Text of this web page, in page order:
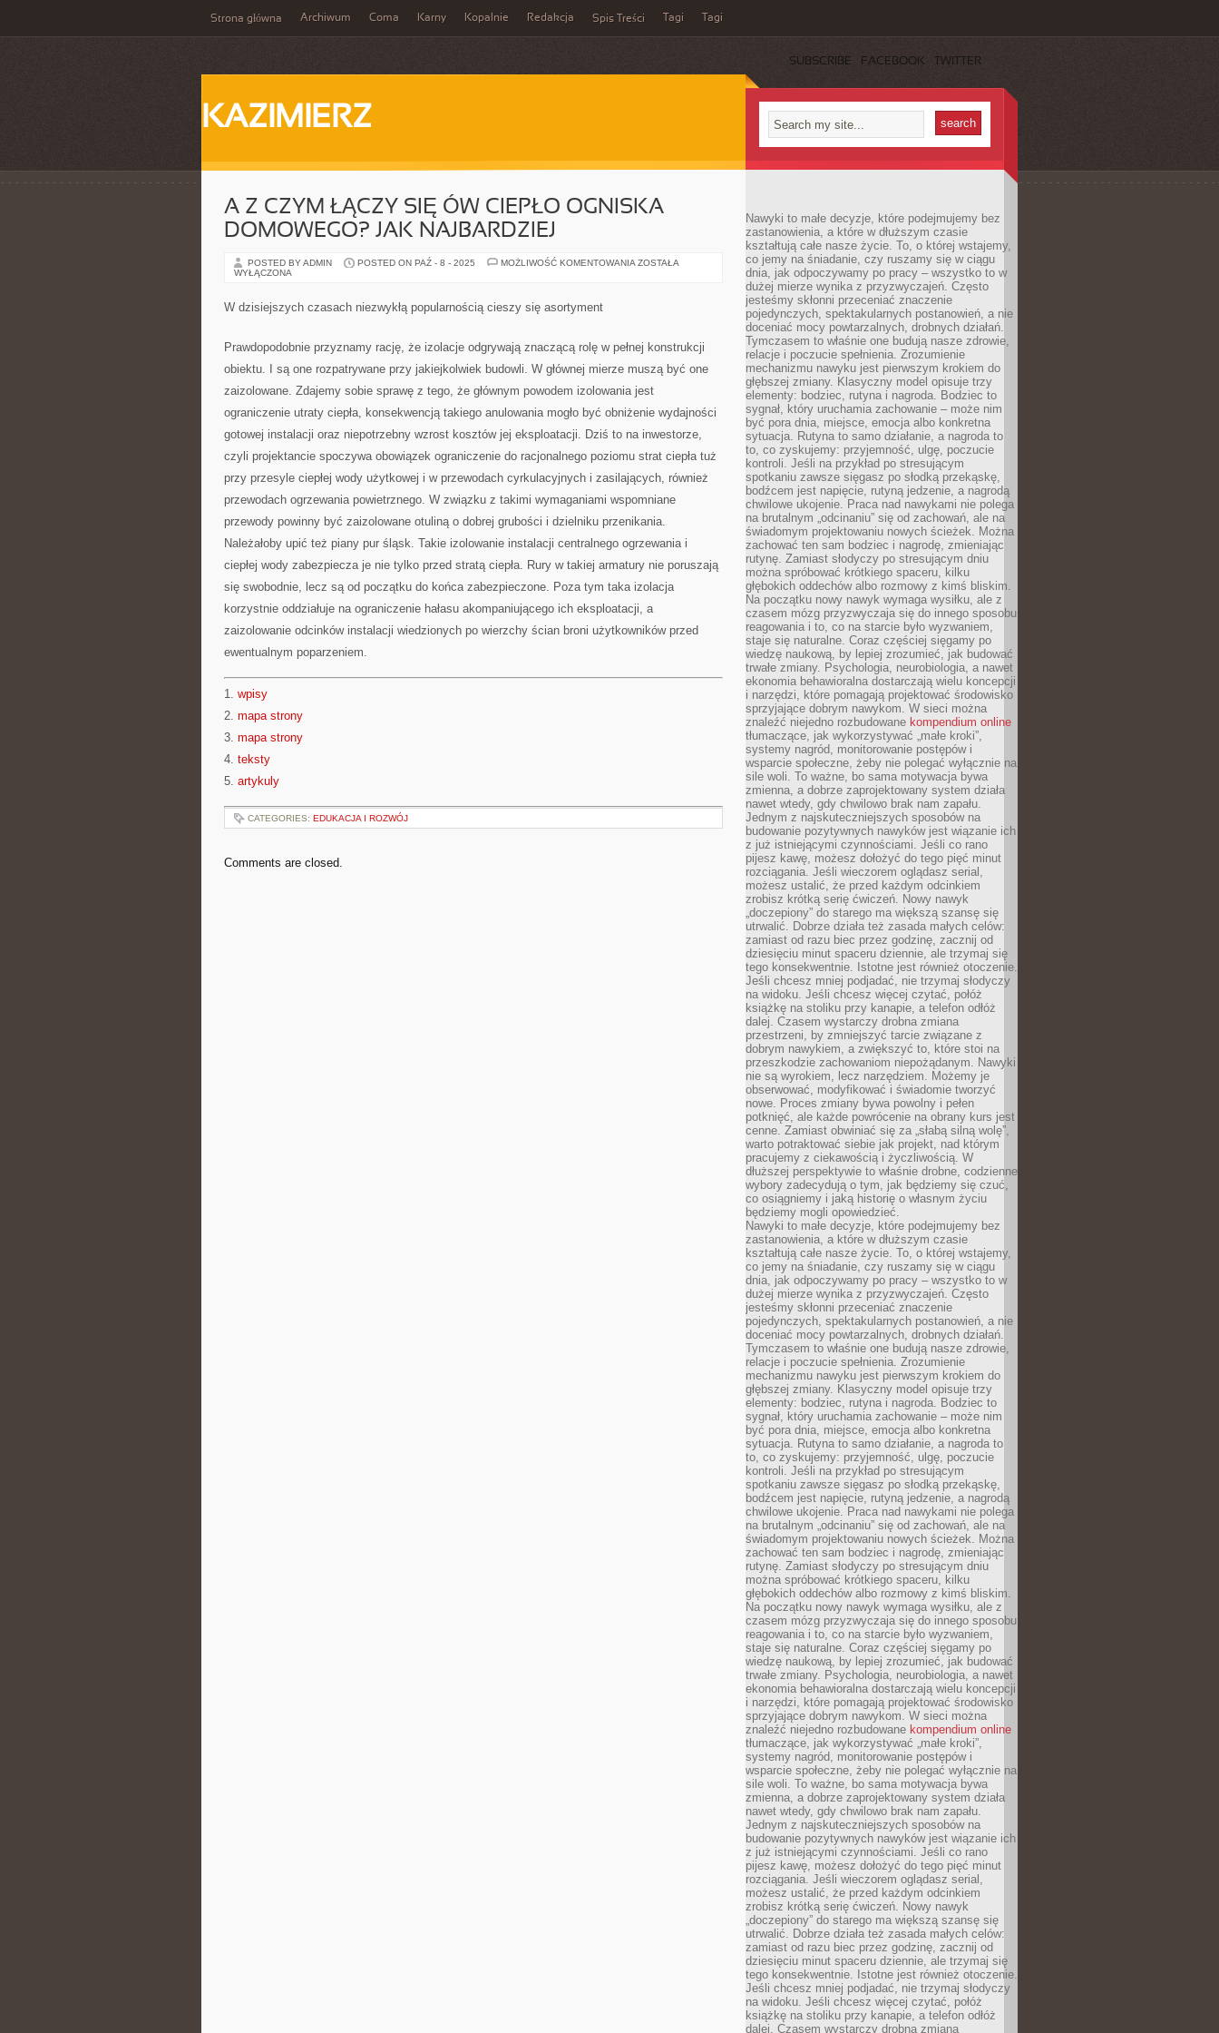
Strona główna Archiwum Coma Karny Kopalnie Redakcja Spis Treści Tagi Tagi
SUBSCRIBE FACEBOOK TWITTER
KAZIMIERZ
A Z CZYM ŁĄCZY SIĘ ÓW CIEPŁO OGNISKA
DOMOWEGO? JAK NAJBARDZIEJ
POSTED BY ADMIN POSTED ON PAŹ - 8 - 2025 MOŻLIWOŚĆ KOMENTOWANIA A
DOMOWEGO?
JAK
ZOSTAŁA
WYŁĄCZONA
W dzisiejszych czasach niezwykłą popularnością cieszy się asortyment
Prawdopodobnie przyznamy rację, że izolacje odgrywają znaczącą rolę w pełnej konstrukcji
obiektu. I są one rozpatrywane przy jakiejkolwiek budowli. W głównej mierze muszą być one
zaizolowane. Zdajemy sobie sprawę z tego, że głównym powodem izolowania jest
ograniczenie utraty ciepła, konsekwencją takiego anulowania mogło być obniżenie wydajności
gotowej instalacji oraz niepotrzebny wzrost kosztów jej eksploatacji. Dziś to na inwestorze,
czyli projektancie spoczywa obowiązek ograniczenie do racjonalnego poziomu strat ciepła tuż
przy przesyle ciepłej wody użytkowej i w przewodach cyrkulacyjnych i zasilających, również
przewodach ogrzewania powietrznego. W związku z takimi wymaganiami wspomniane
przewody powinny być zaizolowane otuliną o dobrej grubości i dzielniku przenikania.
Należałoby upić też piany pur śląsk. Takie izolowanie instalacji centralnego ogrzewania i
ciepłej wody zabezpiecza je nie tylko przed stratą ciepła. Rury w takiej armatury nie poruszają
się swobodnie, lecz są od początku do końca zabezpieczone. Poza tym taka izolacja
korzystnie oddziałuje na ograniczenie hałasu akompaniującego ich eksploatacji, a
zaizolowanie odcinków instalacji wiedzionych po wierzchy ścian broni użytkowników przed
ewentualnym poparzeniem.
1. wpisy
2. mapa strony
3. mapa strony
4. teksty
5. artykuly
CATEGORIES: EDUKACJA I ROZWÓJ
Comments are closed.
Nawyki to małe decyzje, które podejmujemy bez
zastanowienia, a które w dłuższym czasie
kształtują całe nasze życie. To, o której wstajemy,
co jemy na śniadanie, czy ruszamy się w ciągu
dnia, jak odpoczywamy po pracy – wszystko to w
dużej mierze wynika z przyzwyczajeń. Często
jesteśmy skłonni przeceniać znaczenie
pojedynczych, spektakularnych postanowień, a nie
doceniać mocy powtarzalnych, drobnych działań.
Tymczasem to właśnie one budują nasze zdrowie,
relacje i poczucie spełnienia. Zrozumienie
mechanizmu nawyku jest pierwszym krokiem do
głębszej zmiany. Klasyczny model opisuje trzy
elementy: bodziec, rutyna i nagroda. Bodziec to
sygnał, który uruchamia zachowanie – może nim
być pora dnia, miejsce, emocja albo konkretna
sytuacja. Rutyna to samo działanie, a nagroda to
to, co zyskujemy: przyjemność, ulgę, poczucie
kontroli. Jeśli na przykład po stresującym
spotkaniu zawsze sięgasz po słodką przekąskę,
bodźcem jest napięcie, rutyną jedzenie, a nagrodą
chwilowe ukojenie. Praca nad nawykami nie polega
na brutalnym „odcinaniu” się od zachowań, ale na
świadomym projektowaniu nowych ścieżek. Można
zachować ten sam bodziec i nagrodę, zmieniając
rutynę. Zamiast słodyczy po stresującym dniu
można spróbować krótkiego spaceru, kilku
głębokich oddechów albo rozmowy z kimś bliskim.
Na początku nowy nawyk wymaga wysiłku, ale z
czasem mózg przyzwyczaja się do innego sposobu
reagowania i to, co na starcie było wyzwaniem,
staje się naturalne. Coraz częściej sięgamy po
wiedzę naukową, by lepiej zrozumieć, jak budować
trwałe zmiany. Psychologia, neurobiologia, a nawet
ekonomia behawioralna dostarczają wielu koncepcji
i narzędzi, które pomagają projektować środowisko
sprzyjające dobrym nawykom. W sieci można
znaleźć niejedno rozbudowane kompendium online
tłumaczące, jak wykorzystywać „małe kroki”,
systemy nagród, monitorowanie postępów i
wsparcie społeczne, żeby nie polegać wyłącznie na
sile woli. To ważne, bo sama motywacja bywa
zmienna, a dobrze zaprojektowany system działa
nawet wtedy, gdy chwilowo brak nam zapału.
Jednym z najskuteczniejszych sposobów na
budowanie pozytywnych nawyków jest wiązanie ich
z już istniejącymi czynnościami. Jeśli co rano
pijesz kawę, możesz dołożyć do tego pięć minut
rozciągania. Jeśli wieczorem oglądasz serial,
możesz ustalić, że przed każdym odcinkiem
zrobisz krótką serię ćwiczeń. Nowy nawyk
„doczepiony” do starego ma większą szansę się
utrwalić. Dobrze działa też zasada małych celów:
zamiast od razu biec przez godzinę, zacznij od
dziesięciu minut spaceru dziennie, ale trzymaj się
tego konsekwentnie. Istotne jest również otoczenie.
Jeśli chcesz mniej podjadać, nie trzymaj słodyczy
na widoku. Jeśli chcesz więcej czytać, połóż
książkę na stoliku przy kanapie, a telefon odłóż
dalej. Czasem wystarczy drobna zmiana
przestrzeni, by zmniejszyć tarcie związane z
dobrym nawykiem, a zwiększyć to, które stoi na
przeszkodzie zachowaniom niepożądanym. Nawyki
nie są wyrokiem, lecz narzędziem. Możemy je
obserwować, modyfikować i świadomie tworzyć
nowe. Proces zmiany bywa powolny i pełen
potknięć, ale każde powrócenie na obrany kurs jest
cenne. Zamiast obwiniać się za „słabą silną wolę”,
warto potraktować siebie jak projekt, nad którym
pracujemy z ciekawością i życzliwością. W
dłuższej perspektywie to właśnie drobne, codzienne
wybory zadecydują o tym, jak będziemy się czuć,
co osiągniemy i jaką historię o własnym życiu
będziemy mogli opowiedzieć.
Nawyki to małe decyzje, które podejmujemy bez
zastanowienia, a które w dłuższym czasie
kształtują całe nasze życie. To, o której wstajemy,
co jemy na śniadanie, czy ruszamy się w ciągu
dnia, jak odpoczywamy po pracy – wszystko to w
dużej mierze wynika z przyzwyczajeń. Często
jesteśmy skłonni przeceniać znaczenie
pojedynczych, spektakularnych postanowień, a nie
doceniać mocy powtarzalnych, drobnych działań.
Tymczasem to właśnie one budują nasze zdrowie,
relacje i poczucie spełnienia. Zrozumienie
mechanizmu nawyku jest pierwszym krokiem do
głębszej zmiany. Klasyczny model opisuje trzy
elementy: bodziec, rutyna i nagroda. Bodziec to
sygnał, który uruchamia zachowanie – może nim
być pora dnia, miejsce, emocja albo konkretna
sytuacja. Rutyna to samo działanie, a nagroda to
to, co zyskujemy: przyjemność, ulgę, poczucie
kontroli. Jeśli na przykład po stresującym
spotkaniu zawsze sięgasz po słodką przekąskę,
bodźcem jest napięcie, rutyną jedzenie, a nagrodą
chwilowe ukojenie. Praca nad nawykami nie polega
na brutalnym „odcinaniu” się od zachowań, ale na
świadomym projektowaniu nowych ścieżek. Można
zachować ten sam bodziec i nagrodę, zmieniając
rutynę. Zamiast słodyczy po stresującym dniu
można spróbować krótkiego spaceru, kilku
głębokich oddechów albo rozmowy z kimś bliskim.
Na początku nowy nawyk wymaga wysiłku, ale z
czasem mózg przyzwyczaja się do innego sposobu
reagowania i to, co na starcie było wyzwaniem,
staje się naturalne. Coraz częściej sięgamy po
wiedzę naukową, by lepiej zrozumieć, jak budować
trwałe zmiany. Psychologia, neurobiologia, a nawet
ekonomia behawioralna dostarczają wielu koncepcji
i narzędzi, które pomagają projektować środowisko
sprzyjające dobrym nawykom. W sieci można
znaleźć niejedno rozbudowane kompendium online
tłumaczące, jak wykorzystywać „małe kroki”,
systemy nagród, monitorowanie postępów i
wsparcie społeczne, żeby nie polegać wyłącznie na
sile woli. To ważne, bo sama motywacja bywa
zmienna, a dobrze zaprojektowany system działa
nawet wtedy, gdy chwilowo brak nam zapału.
Jednym z najskuteczniejszych sposobów na
budowanie pozytywnych nawyków jest wiązanie ich
z już istniejącymi czynnościami. Jeśli co rano
pijesz kawę, możesz dołożyć do tego pięć minut
rozciągania. Jeśli wieczorem oglądasz serial,
możesz ustalić, że przed każdym odcinkiem
zrobisz krótką serię ćwiczeń. Nowy nawyk
„doczepiony” do starego ma większą szansę się
utrwalić. Dobrze działa też zasada małych celów:
zamiast od razu biec przez godzinę, zacznij od
dziesięciu minut spaceru dziennie, ale trzymaj się
tego konsekwentnie. Istotne jest również otoczenie.
Jeśli chcesz mniej podjadać, nie trzymaj słodyczy
na widoku. Jeśli chcesz więcej czytać, połóż
książkę na stoliku przy kanapie, a telefon odłóż
dalej. Czasem wystarczy drobna zmiana